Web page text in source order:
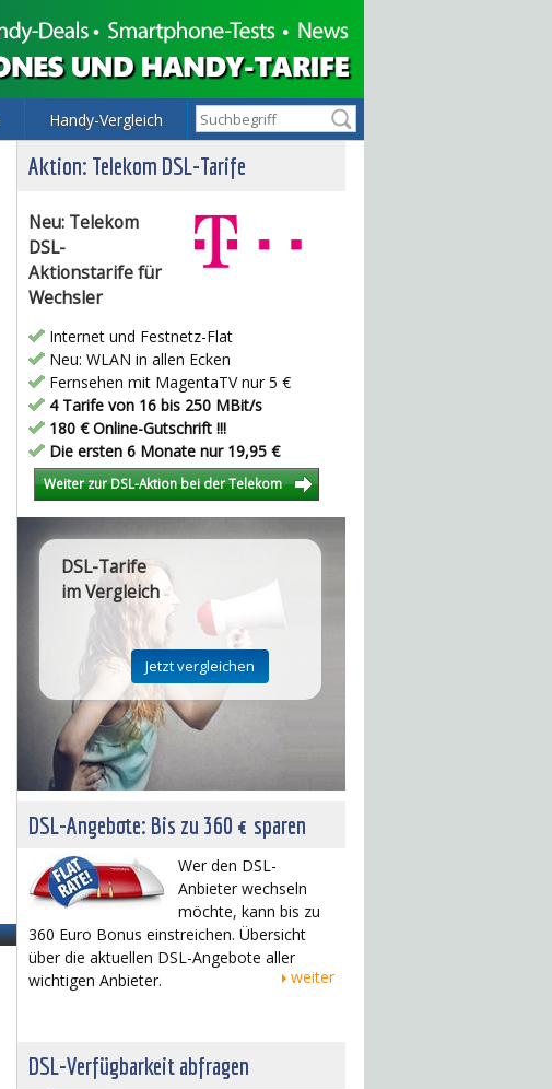
Handy-Vergleich
Aktion: Telekom DSL-Tarife
Neu: Telekom
DSL-
Aktionstarife für
Wechsler
Internet und Festnetz-Flat
Neu: WLAN in allen Ecken
Fernsehen mit MagentaTV nur 5 €
4 Tarife von 16 bis 250 MBit/s
180 € Online-Gutschrift !!!
Die ersten 6 Monate nur 19,95 €
Weiter zur DSL-Aktion bei der Telekom
DSL-Tarife
im Vergleich
DSL-Angebote: Bis zu 360 € sparen
Wer den DSL-
Anbieter wechseln
möchte, kann bis zu
360 Euro Bonus einstreichen. Übersicht
über die aktuellen DSL-Angebote aller
wichtigen Anbieter.
weiter
DSL-Verfügbarkeit abfragen